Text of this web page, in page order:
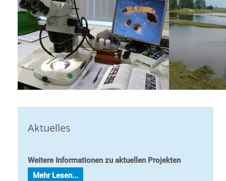
Aktuelles
Weitere Informationen zu aktuellen Projekten
Mehr Lesen...